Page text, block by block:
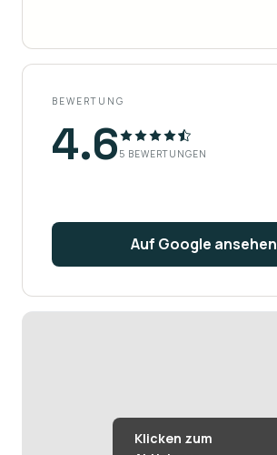
BEWERTUNG
4.6 5 BEWERTUNGEN
Auf Google ansehen